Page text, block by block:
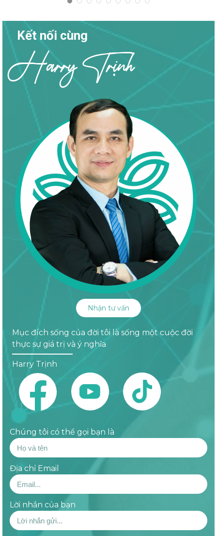
Kết nối cùng
Harry Trịnh
Nhận tư vấn
Mục đích sống của đời tôi là sống một cuộc đời
thực sự giá trị và ý nghĩa
Harry Trịnh
Chúng tôi có thể gọi bạn là
Địa chỉ Email
Lời nhắn của bạn